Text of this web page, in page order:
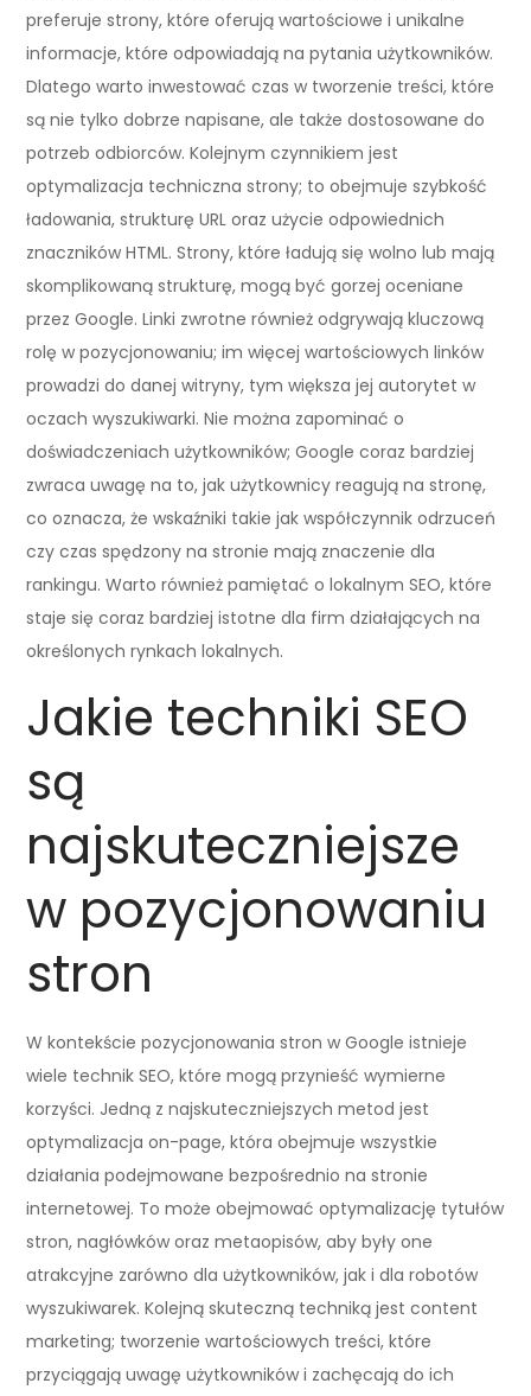
preferuje strony, które oferują wartościowe i unikalne
informacje, które odpowiadają na pytania użytkowników.
Dlatego warto inwestować czas w tworzenie treści, które
są nie tylko dobrze napisane, ale także dostosowane do
potrzeb odbiorców. Kolejnym czynnikiem jest
optymalizacja techniczna strony; to obejmuje szybkość
ładowania, strukturę URL oraz użycie odpowiednich
znaczników HTML. Strony, które ładują się wolno lub mają
skomplikowaną strukturę, mogą być gorzej oceniane
przez Google. Linki zwrotne również odgrywają kluczową
rolę w pozycjonowaniu; im więcej wartościowych linków
prowadzi do danej witryny, tym większa jej autorytet w
oczach wyszukiwarki. Nie można zapominać o
doświadczeniach użytkowników; Google coraz bardziej
zwraca uwagę na to, jak użytkownicy reagują na stronę,
co oznacza, że wskaźniki takie jak współczynnik odrzuceń
czy czas spędzony na stronie mają znaczenie dla
rankingu. Warto również pamiętać o lokalnym SEO, które
staje się coraz bardziej istotne dla firm działających na
określonych rynkach lokalnych.
Jakie techniki SEO
są
najskuteczniejsze
w pozycjonowaniu
stron
W kontekście pozycjonowania stron w Google istnieje
wiele technik SEO, które mogą przynieść wymierne
korzyści. Jedną z najskuteczniejszych metod jest
optymalizacja on-page, która obejmuje wszystkie
działania podejmowane bezpośrednio na stronie
internetowej. To może obejmować optymalizację tytułów
stron, nagłówków oraz metaopisów, aby były one
atrakcyjne zarówno dla użytkowników, jak i dla robotów
wyszukiwarek. Kolejną skuteczną techniką jest content
marketing; tworzenie wartościowych treści, które
przyciągają uwagę użytkowników i zachęcają do ich